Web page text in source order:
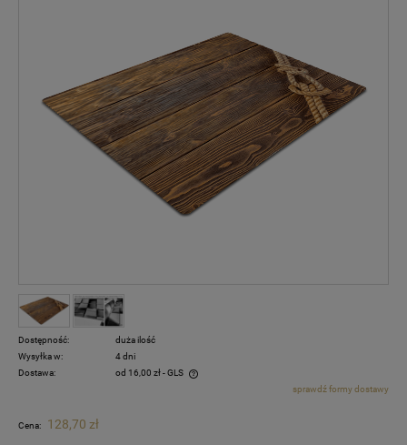
Dostępność:
duża ilość
Wysyłka w:
4 dni
Dostawa:
od 16,00 zł- GLS
Cena nie zawiera ewentualnych kosztów płatnościsprawdź formy dostawy
Cena: 128,70 zł